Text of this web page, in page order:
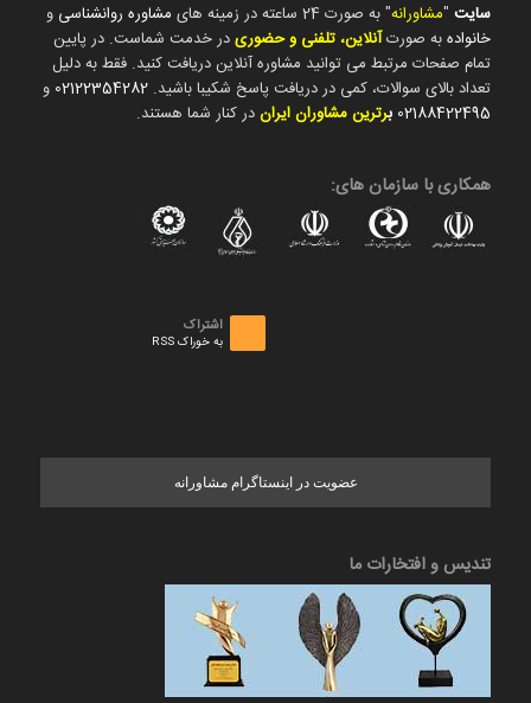
سایت"مشاورانه" به صورت 24 ساعته در زمینه های مشاوره روانشناسی و
خانوادهبه صورتآنلاین، تلفنی و حضوریدر خدمت شماست. در پایین
تمام صفحات مرتبط می توانید مشاوره آنلاین دریافت کنید. فقط به دلیل
تعداد بالای سوالات، کمی در دریافت پاسخ شکیبا باشید. 02122354282 و
02188422495 برترین مشاوران ایراندر کنار شما هستند.
همکاری با سازمان های:
اشتراک
به خوراک RSS
عضویت در اینستاگرام مشاورانه
تندیس و افتخارات ما